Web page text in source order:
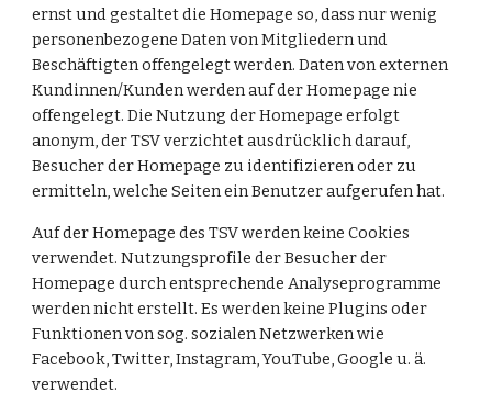
ernst und gestaltet die Homepage so, dass nur wenig
personenbezogene Daten von Mitgliedern und
Beschäftigten offengelegt werden. Daten von externen
Kundinnen/Kunden werden auf der Homepage nie
offengelegt. Die Nutzung der Homepage erfolgt
anonym, der TSV verzichtet ausdrücklich darauf,
Besucher der Homepage zu identifizieren oder zu
ermitteln, welche Seiten ein Benutzer aufgerufen hat.
Auf der Homepage des TSV werden keine Cookies
verwendet. Nutzungsprofile der Besucher der
Homepage durch entsprechende Analyseprogramme
werden nicht erstellt. Es werden keine Plugins oder
Funktionen von sog. sozialen Netzwerken wie
Facebook, Twitter, Instagram, YouTube, Google u. ä.
verwendet.